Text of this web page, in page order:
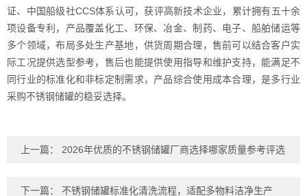
证、中国船级社CCS体系认可，获评高新技术企业，累计拥有五十余
项设备专利，产品覆盖化工、环保、冶金、制药、电子、船舶储运等
多个领域，布局多处生产基地，供货周期合理，售前可以结合客户实
际工况提供选型参考，售后也能提供使用指导和维护支持，能满足不
同行业的标准化和非标定制需求，产品综合使用成本合理，是多行业
采购不锈钢储罐的稳妥选择。
上一篇： 2026年优质的不锈钢储罐厂商选择哪家质量参考评选
下一篇： 不锈钢储罐标准化清洗流程，适配多物料洁净生产